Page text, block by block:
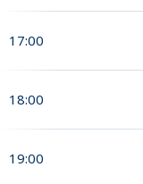
17:00
18:00
19:00